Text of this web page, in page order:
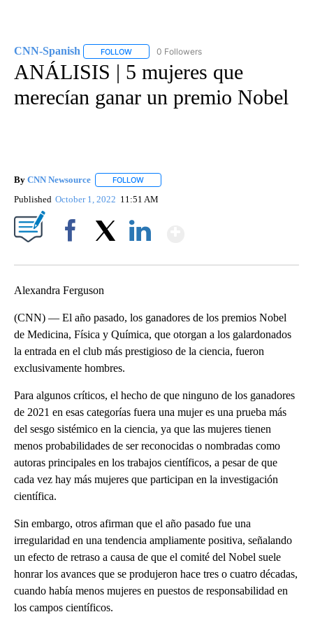
CNN-Spanish FOLLOW FOLLOW "CNN-SPANISH" TO RECEIVE
0 Followers
ANÁLISIS | 5 mujeres que
merecían ganar un premio Nobel
By CNN Newsource FOLLOW
Published October 1, 2022 11:51 AM
Alexandra Ferguson
(CNN) — El año pasado, los ganadores de los premios Nobel
de Medicina, Física y Química, que otorgan a los galardonados
la entrada en el club más prestigioso de la ciencia, fueron
exclusivamente hombres.
Para algunos críticos, el hecho de que ninguno de los ganadores
de 2021 en esas categorías fuera una mujer es una prueba más
del sesgo sistémico en la ciencia, ya que las mujeres tienen
menos probabilidades de ser reconocidas o nombradas como
autoras principales en los trabajos científicos, a pesar de que
cada vez hay más mujeres que participan en la investigación
científica.
Sin embargo, otros afirman que el año pasado fue una
irregularidad en una tendencia ampliamente positiva, señalando
un efecto de retraso a causa de que el comité del Nobel suele
honrar los avances que se produjeron hace tres o cuatro décadas,
cuando había menos mujeres en puestos de responsabilidad en
los campos científicos.